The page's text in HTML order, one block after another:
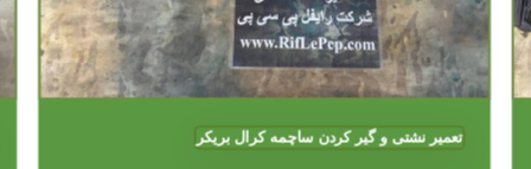
تعمیر نشتی و گیر کردن ساچمه کرال بریکر